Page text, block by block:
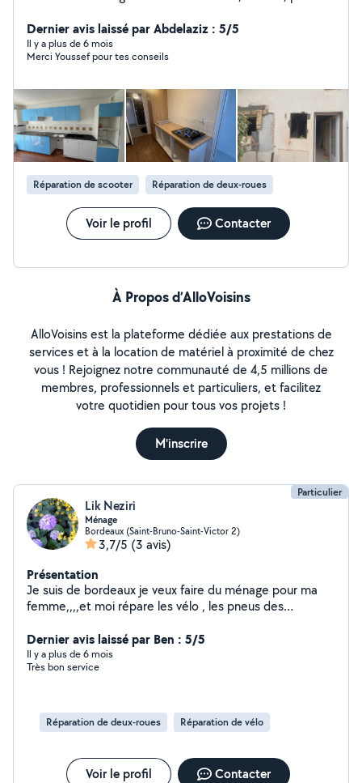
Dernier avis laissé par Abdelaziz : 5/5
Il y a plus de 6 mois
Merci Youssef pour tes conseils
Réparation de scooter Réparation de deux-roues
Voir le profil Contacter
À Propos d’AlloVoisins
AlloVoisins est la plateforme dédiée aux prestations de
services et à la location de matériel à proximité de chez
vous ! Rejoignez notre communauté de 4,5 millions de
membres, professionnels et particuliers, et facilitez
votre quotidien pour tous vos projets !
M'inscrire
Particulier
Lik Neziri
Ménage
Bordeaux (Saint-Bruno-Saint-Victor 2)
3,7/5 (3 avis)
Présentation
Je suis de bordeaux je veux faire du ménage pour ma
femme,,,,et moi répare les vélo , les pneus des
Dernier avis laissé par Ben : 5/5
Il y a plus de 6 mois
Très bon service
Réparation de deux-roues Réparation de vélo
Voir le profil Contacter